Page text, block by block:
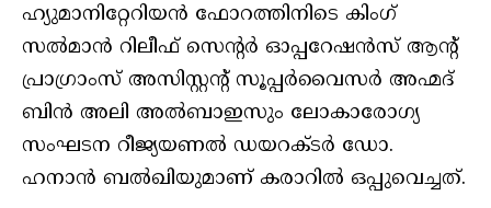
ഹ്യുമാനിറ്റേറിയന്‍ ഫോറത്തിനിടെ കിംഗ്
സല്‍മാന്‍ റിലീഫ് സെന്റര്‍ ഓപ്പറേഷന്‍സ് ആന്റ്
പ്രാഗ്രാംസ് അസിസ്റ്റന്റ് സൂപ്പര്‍വൈസര്‍ അഹ്മദ്
ബിന്‍ അലി അല്‍ബാഇസും ലോകാരോഗ്യ
സംഘടന റീജ്യയണല്‍ ഡയറക്ടര്‍ ഡോ.
ഹനാന്‍ ബല്‍ഖിയുമാണ് കരാറില്‍ ഒപ്പുവെച്ചത്.